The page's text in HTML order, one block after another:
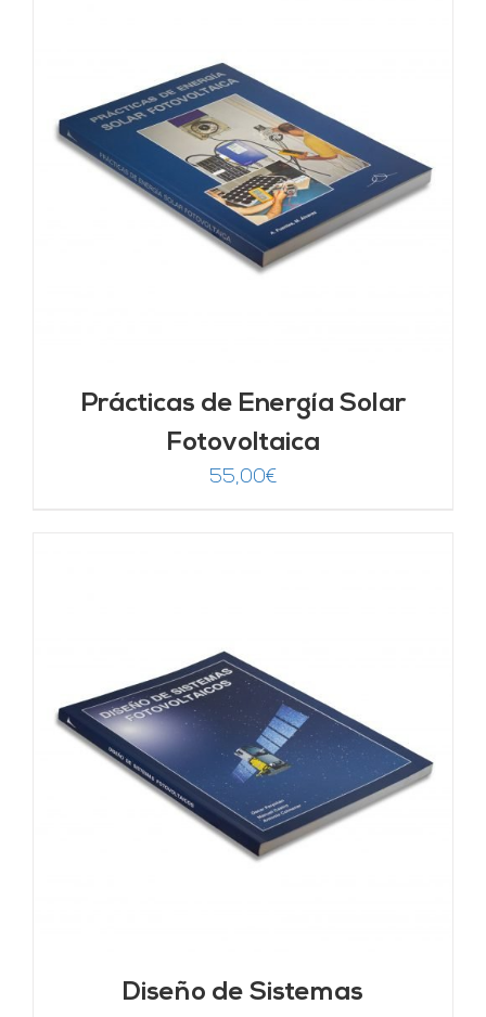
Prácticas de Energía Solar
Fotovoltaica
55,00€
Diseño de Sistemas